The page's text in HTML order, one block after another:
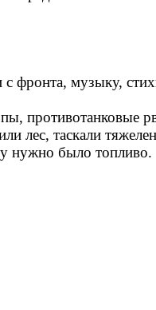
фронта, музыку,
противотанковые
лес, таскали
нужно было топливо.